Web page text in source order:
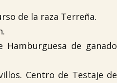
de la raza Terreña.
Hamburguesa de ganado
Centro de Testaje de